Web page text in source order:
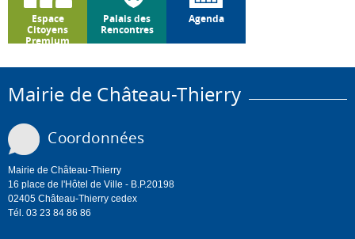
Espace
Citoyens
Premium
Palais des
Rencontres
Agenda
Mairie de Château-Thierry
Coordonnées
Mairie de Château-Thierry
16 place de l'Hôtel de Ville - B.P.20198
02405 Château-Thierry cedex
Tél. 03 23 84 86 86